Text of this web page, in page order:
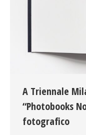
A Triennale
“Photobooks
fotografico